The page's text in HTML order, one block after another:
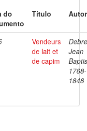
do
Título
Vendeurs
de lait et
de capim
Jean
1768-
1848